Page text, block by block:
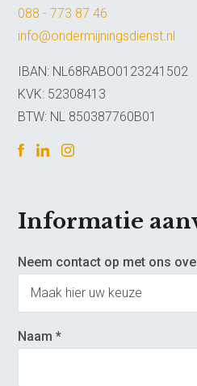
088 - 773 87 46
info@ondermijningsdienst.nl
IBAN: NL68RABO0123241502
KVK: 52308413
BTW: NL 850387760B01
Informatie
Neem contact op met ons
Naam *